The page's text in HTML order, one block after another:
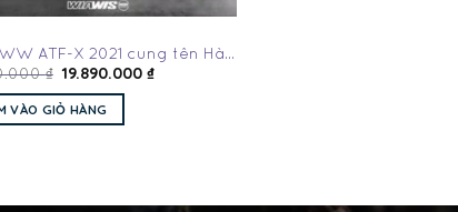
ATF-X 2021 cung tên Hà
₫ 19.890.000₫
VÀO GIỎ HÀNG